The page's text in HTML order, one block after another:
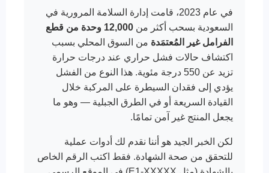
في عام 2023، قامت إدارة السلامة المرورية في
السعودية بسحب أكثر من
12,000 وحدة من قطع
الفرامل غير المُعتمَدة من السوق المحلي بسبب
اكتشاف حالات فشل حراري عند درجات حرارة
تزيد عن 550 درجة مئوية. هذا النوع من الفشل
يؤدي إلى فقدان السيطرة على المركبة خلال
القيادة السريعة أو في الطرق الجبلية — وهو ما
يجعل المنتج غير آمن تمامًا.
لكن الخبر الجيد هو أننا نقدم لك أدوات عملية
للتحقق من صحة الشهادة. فقط اكتب الرقم الخاص